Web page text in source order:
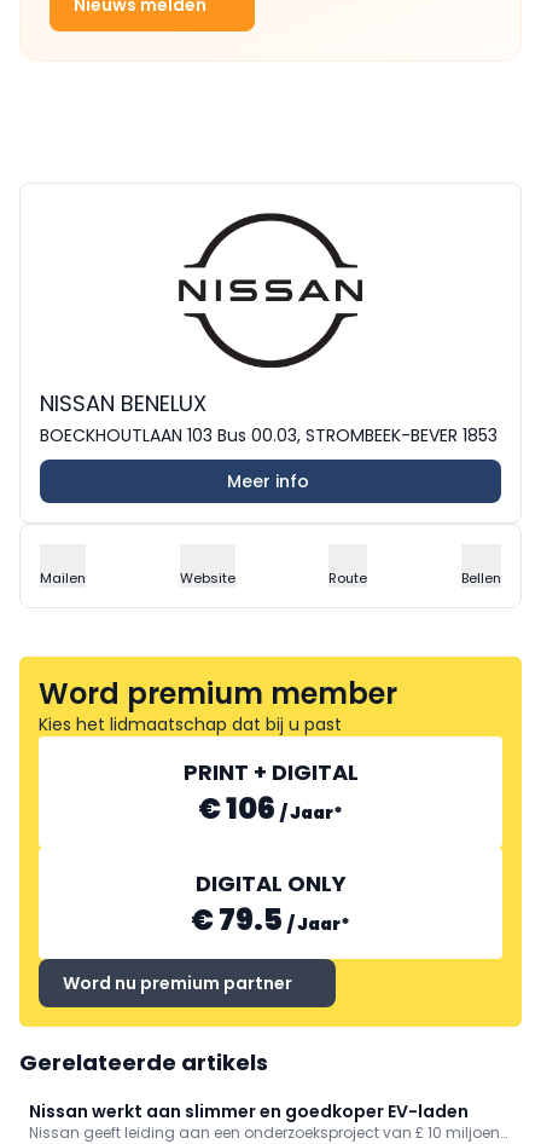
NISSAN BENELUX
BOECKHOUTLAAN 103 Bus 00.03, STROMBEEK-BEVER 1853
Meer info
Mailen Website Route Bellen
Word premium member
Kies het lidmaatschap dat bij u past
PRINT + DIGITAL
€ 106 /Jaar*
DIGITAL ONLY
€ 79.5 /Jaar*
Word nu premium partner
Gerelateerde artikels
Nissan werkt aan slimmer en goedkoper EV-laden
Nissan geeft leiding aan een onderzoeksproject van £ 10 miljoen